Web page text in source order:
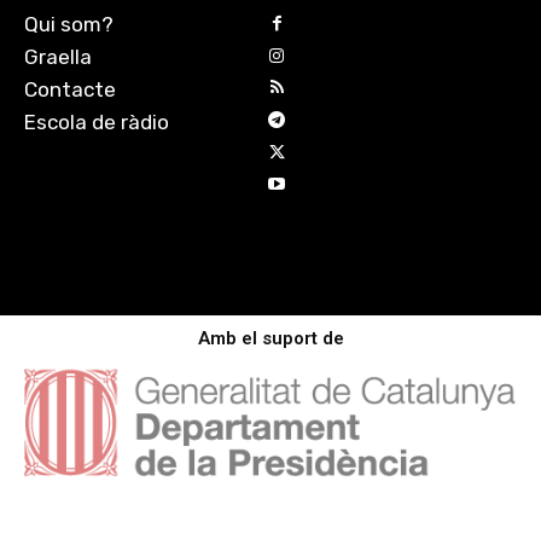
Qui som?
Graella
Contacte
Escola de ràdio
Amb el suport de